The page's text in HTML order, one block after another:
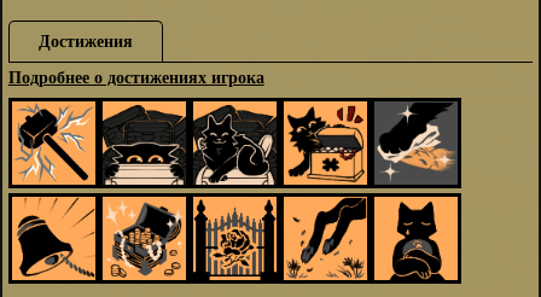
Достижения
Подробнее о достижениях игрока